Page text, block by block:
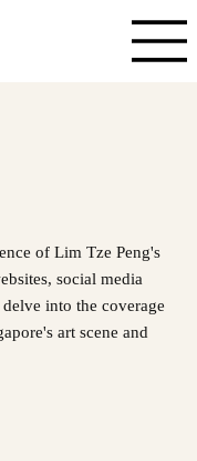
of Lim Tze Peng's
social media
into the coverage
art scene and